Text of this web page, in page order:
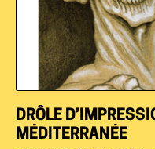
DRÔLE
MÉDITERRANÉE